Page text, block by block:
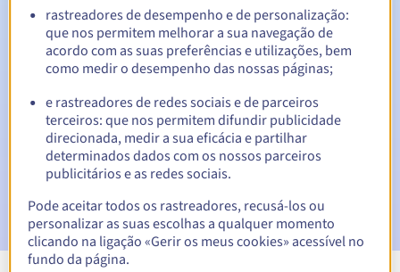
Notificações automáticas:
E-mails de aviso:60, 30, 15, 7 e 3 dias antes da data de
E-mail no dia da expiraçãopara notificar a suspensão do
nome de domínio
E-mail após o Redemption Grace Period
eliminação do nome de domínio
rastreadores de desempenho e de personalização:
que nos permitem melhorar a sua navegação de
acordo com as suas preferências e utilizações, bem
como medir o desempenho das nossas páginas;
e rastreadores de redes sociais e de parceiros
terceiros: que nos permitem difundir publicidade
direcionada, medir a sua eficácia e partilhar
determinados dados com os nossos parceiros
publicitários e as redes sociais.
Pode aceitar todos os rastreadores, recusá-los ou
personalizar as suas escolhas a qualquer momento
clicando na ligação «Gerir os meus cookies» acessível no
fundo da página.